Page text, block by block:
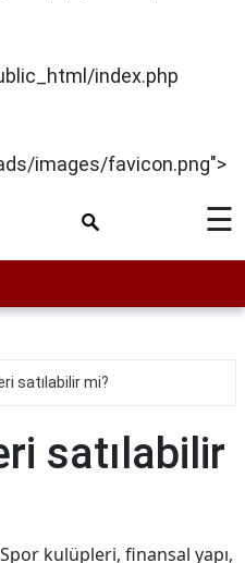
index.php
images/favicon.png">
☰
satılabilir mi?
satılabilir
kulüpleri, finansal yapı,